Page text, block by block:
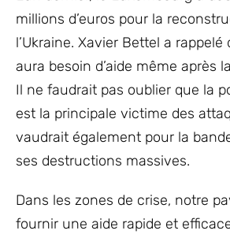
millions d’euros pour la
l’Ukraine. Xavier Bettel a rappelé
aura besoin d’aide même après
Il ne faudrait pas oublier que la
est la principale victime des
vaudrait également pour la
ses destructions massives.
Dans les zones de crise, notre
fournir une aide rapide et